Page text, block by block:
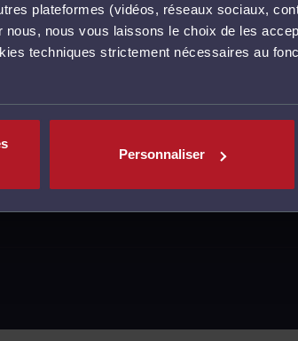
plateformes (vidéos, réseaux sociaux,
nous vous laissons le choix de les
techniques strictement nécessaires au
Personnaliser